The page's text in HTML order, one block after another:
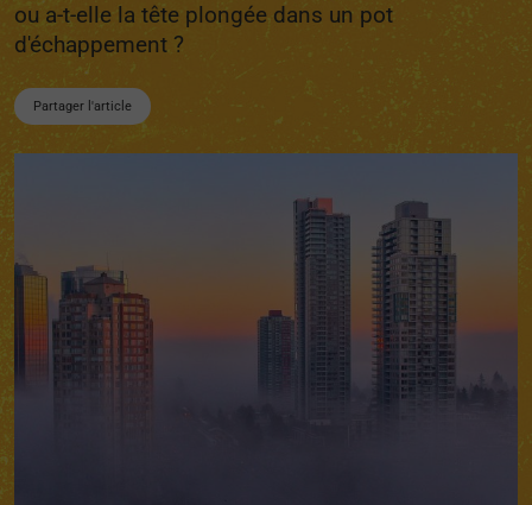
ou a-t-elle la tête plongée dans un pot
d'échappement ?
Partager l'article